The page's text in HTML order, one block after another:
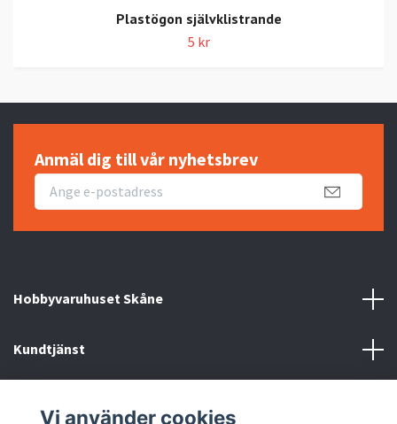
Plastögon självklistrande
5 kr
Anmäl dig till vår nyhetsbrev
Hobbyvaruhuset Skåne
Kundtjänst
Vi använder cookies